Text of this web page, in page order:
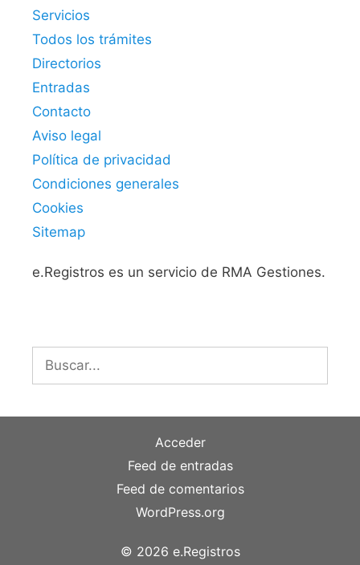
Servicios
Todos los trámites
Directorios
Entradas
Contacto
Aviso legal
Política de privacidad
Condiciones generales
Cookies
Sitemap
e.Registros es un servicio de RMA Gestiones.
Acceder
Feed de entradas
Feed de comentarios
WordPress.org
© 2026 e.Registros